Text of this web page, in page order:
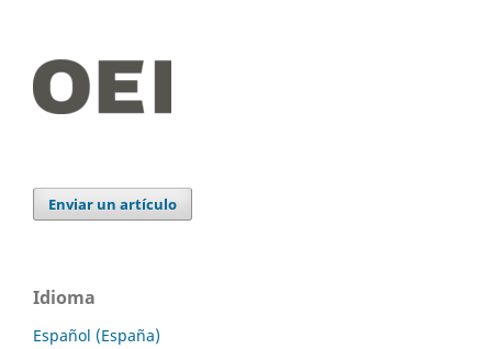
Enviar un artículo
Idioma
Español (España)